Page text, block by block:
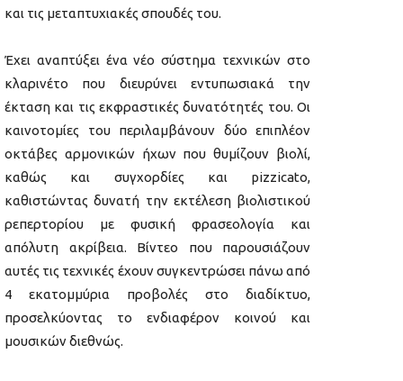
και τις μεταπτυχιακές σπουδές του.
Έχει αναπτύξει ένα νέο σύστημα τεχνικών στο
κλαρινέτο που διευρύνει εντυπωσιακά την
έκταση και τις εκφραστικές δυνατότητές του. Οι
καινοτομίες του περιλαμβάνουν δύο επιπλέον
οκτάβες αρμονικών ήχων που θυμίζουν βιολί,
καθώς και συγχορδίες και pizzicato,
καθιστώντας δυνατή την εκτέλεση βιολιστικού
ρεπερτορίου με φυσική φρασεολογία και
απόλυτη ακρίβεια. Βίντεο που παρουσιάζουν
αυτές τις τεχνικές έχουν συγκεντρώσει πάνω από
4 εκατομμύρια προβολές στο διαδίκτυο,
προσελκύοντας το ενδιαφέρον κοινού και
μουσικών διεθνώς.